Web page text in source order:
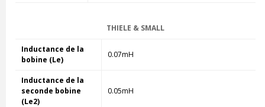
THIELE & SMALL
Inductance de la
bobine (Le)
0.07mH
Inductance de la
seconde bobine
(Le2)
0.05mH